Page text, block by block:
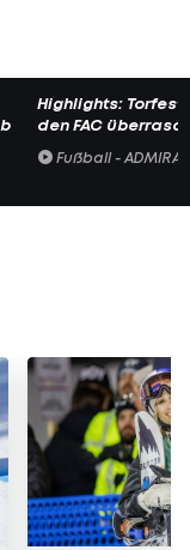
Highlights:
den FAC
Fußball -